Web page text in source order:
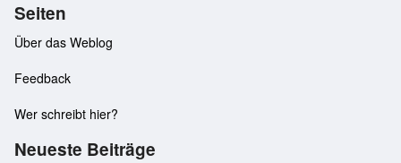
Seiten
Über das Weblog
Feedback
Wer schreibt hier?
Neueste Beiträge